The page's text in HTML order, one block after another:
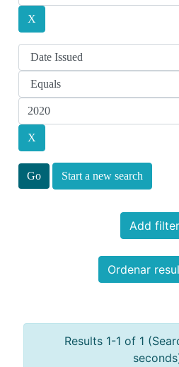
Start a new search
Add
Ordenar
Results 1-1 of 1